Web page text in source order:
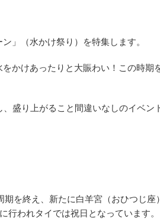
」（水かけ祭り）を特集します。
かけあったりと大賑わい！この時期
盛り上がること間違いなしのイベン
を終え、新たに白羊宮（おひつじ座
われタイでは祝日となっています。